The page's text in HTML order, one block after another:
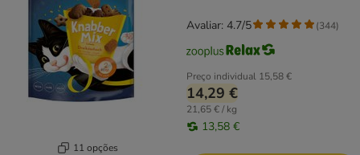
11 opções
Preço individual 15,58 €
14,29 €
21,65 € / kg
13,58 €
Avaliar: 4.7/5 (344)